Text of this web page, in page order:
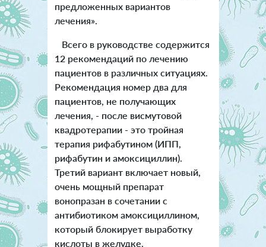
предложенных вариантов
лечения».
Всего в руководстве содержится
12 рекомендаций по лечению
пациентов в различных ситуациях.
Рекомендация номер два для
пациентов, не получающих
лечения, - после висмутовой
квадротерапии - это тройная
терапия рифабутином (ИПП,
рифабутин и амоксициллин).
Третий вариант включает новый,
очень мощный препарат
вонопразан в сочетании с
антибиотиком амоксициллином,
который блокирует выработку
кислоты в желудке.